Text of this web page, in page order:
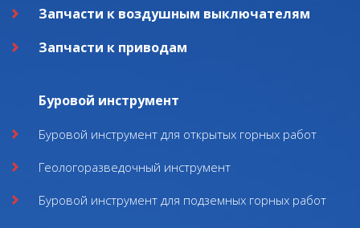
Запчасти к воздушным выключателям
Запчасти к приводам
Буровой инструмент
Буровой инструмент для открытых горных работ
Геологоразведочный инструмент
Буровой инструмент для подземных горных работ